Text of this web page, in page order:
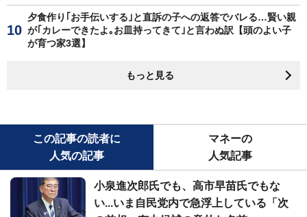
夕食作り｢お手伝いする｣と直訴の子への返答でバレる…賢い親
が｢カレーできたよ｡お皿持ってきて｣と言わぬ訳【頭のよい子
が育つ家3選】
もっと見る
この記事の読者に
人気の記事
マネーの
人気記事
小泉進次郎氏でも、高市早苗氏でもな
い...いま自民党内で急浮上している「次